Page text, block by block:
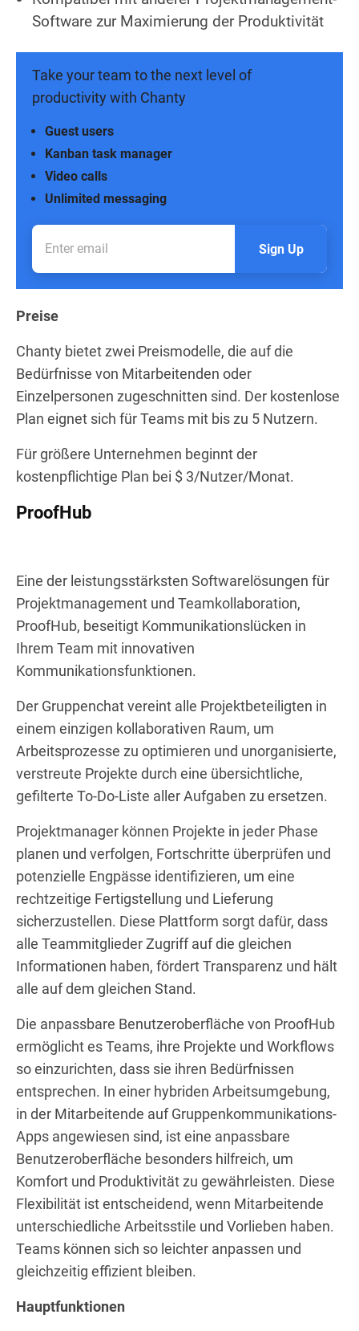
Software zur Maximierung der Produktivität
Take your team to the next level of
productivity with Chanty
Unlimited messaging
Video calls
Kanban task manager
Guest users
Sign Up
Preise
Chanty bietet zwei Preismodelle, die auf die
Bedürfnisse von Mitarbeitenden oder
Einzelpersonen zugeschnitten sind. Der kostenlose
Plan eignet sich für Teams mit bis zu 5 Nutzern.
Für größere Unternehmen beginnt der
kostenpflichtige Plan bei $ 3/Nutzer/Monat.
ProofHub
Eine der leistungsstärksten Softwarelösungen für
Projektmanagement und Teamkollaboration,
ProofHub, beseitigt Kommunikationslücken in
Ihrem Team mit innovativen
Kommunikationsfunktionen.
Der Gruppenchat vereint alle Projektbeteiligten in
einem einzigen kollaborativen Raum, um
Arbeitsprozesse zu optimieren und unorganisierte,
verstreute Projekte durch eine übersichtliche,
gefilterte To-Do-Liste aller Aufgaben zu ersetzen.
Projektmanager können Projekte in jeder Phase
planen und verfolgen, Fortschritte überprüfen und
potenzielle Engpässe identifizieren, um eine
rechtzeitige Fertigstellung und Lieferung
sicherzustellen. Diese Plattform sorgt dafür, dass
alle Teammitglieder Zugriff auf die gleichen
Informationen haben, fördert Transparenz und hält
alle auf dem gleichen Stand.
Die anpassbare Benutzeroberfläche von ProofHub
ermöglicht es Teams, ihre Projekte und Workflows
so einzurichten, dass sie ihren Bedürfnissen
entsprechen. In einer hybriden Arbeitsumgebung,
in der Mitarbeitende auf Gruppenkommunikations-
Apps angewiesen sind, ist eine anpassbare
Benutzeroberfläche besonders hilfreich, um
Komfort und Produktivität zu gewährleisten. Diese
Flexibilität ist entscheidend, wenn Mitarbeitende
unterschiedliche Arbeitsstile und Vorlieben haben.
Teams können sich so leichter anpassen und
gleichzeitig effizient bleiben.
Hauptfunktionen